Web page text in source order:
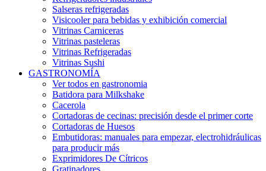
Salseras refrigeradas
Visicooler para bebidas y exhibición comercial
Vitrinas Carniceras
Vitrinas pasteleras
Vitrinas Refrigeradas
Vitrinas Sushi
GASTRONOMÍA
Ver todos en gastronomia
Batidora para Milkshake
Cacerola
Cortadoras de cecinas: precisión desde el primer corte
Cortadoras de Huesos
Embutidoras: manuales para empezar, electrohidráulicas
para producir más
Exprimidores De Cítricos